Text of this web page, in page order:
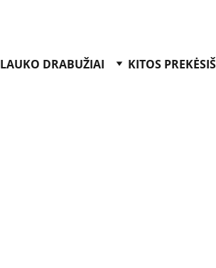
LAUKO DRABUŽIAI KITOS PREKĖS